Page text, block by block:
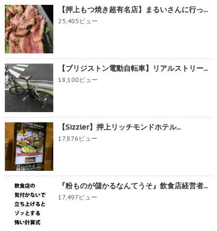
【押上もつ焼き超有名店】まるいさんに行っ...
25,405ビュー
【ブリジストン電動自転車】リアルストリー...
18,100ビュー
【Sizzler】押上リッチモンドホテル...
17,876ビュー
『粉ものが儲かるなんてうそ』飲食店経営者...
17,497ビュー